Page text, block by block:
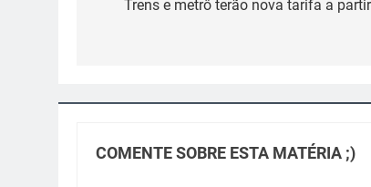
Trens e metrô terão nova tarifa a
COMENTE SOBRE ESTA MATÉRIA ;)